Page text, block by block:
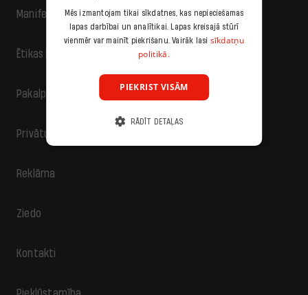
Manifests
Ētikas kodekss
Pakalpojumu sniegšanas noteikumi
Privātuma politika
Reklāma
Ziedo
Kontakti
Mēs izmantojam tikai sīkdatnes, kas nepieciešamas
lapas darbībai un analītikai. Lapas kreisajā stūrī
vienmēr var mainīt piekrišanu. Vairāk lasi sīkdatņu
politikā.
PIEKRIST VISĀM
RĀDĪT DETAĻAS